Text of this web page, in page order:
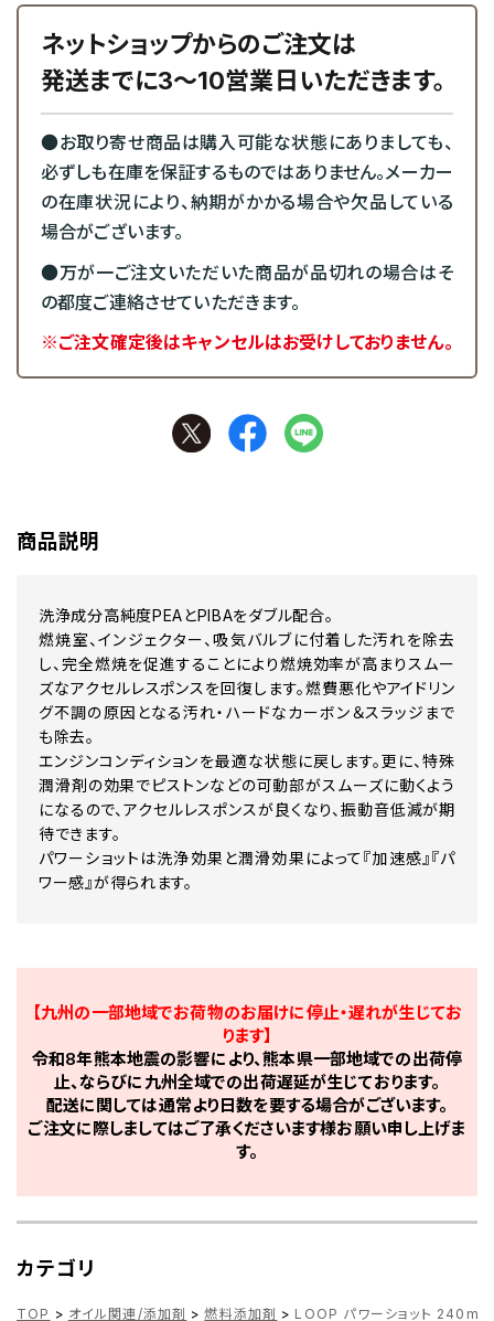
ネットショップからのご注文は
発送までに3～10営業日いただきます。
●お取り寄せ商品は購入可能な状態にありましても、
必ずしも在庫を保証するものではありません。メーカー
の在庫状況により、納期がかかる場合や欠品している
場合がございます。
●万が一ご注文いただいた商品が品切れの場合はそ
の都度ご連絡させていただきます。
※ご注文確定後はキャンセルはお受けしておりません。
商品説明
洗浄成分高純度PEAとPIBAをダブル配合。
燃焼室、インジェクター、吸気バルブに付着した汚れを除去
し、完全燃焼を促進することにより燃焼効率が高まりスムー
ズなアクセルレスポンスを回復します。燃費悪化やアイドリン
グ不調の原因となる汚れ・ハードなカーボン＆スラッジまで
も除去。
エンジンコンディションを最適な状態に戻します。更に、特殊
潤滑剤の効果でピストンなどの可動部がスムーズに動くよう
になるので、アクセルレスポンスが良くなり、振動音低減が期
待できます。
パワーショットは洗浄効果と潤滑効果によって『加速感』『パ
ワー感』が得られます。
【九州の一部地域でお荷物のお届けに停止・遅れが生じてお
ります】
令和8年熊本地震の影響により、熊本県一部地域での出荷停
止、ならびに九州全域での出荷遅延が生じております。
配送に関しては通常より日数を要する場合がございます。
ご注文に際しましてはご了承くださいます様お願い申し上げま
す。
カテゴリ
TOP > オイル関連/添加剤 > 燃料添加剤 > LOOP パワーショット